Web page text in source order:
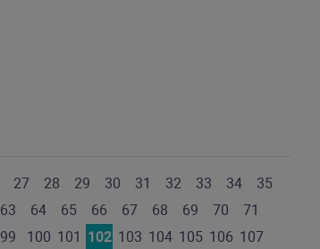
27 28 29 30 31 32 33 34
35
63 64 65 66 67 68 69 70
71
99 100 101 102 103 104 105 106 107